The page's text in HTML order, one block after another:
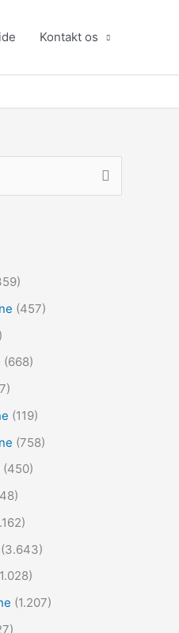
Kontakt os
(457)
(668)
(119)
(758)
(450)
(3.643)
(1.207)